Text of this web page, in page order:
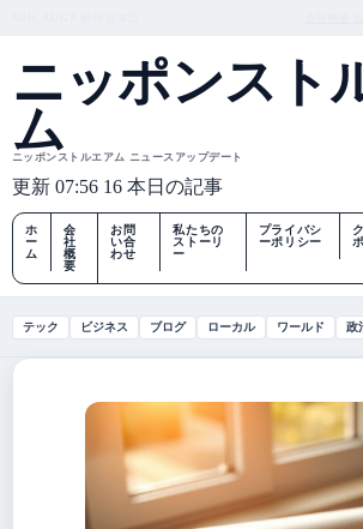
ニッポンスト
ム
ニッポンストルエアム ニュースアップデート
更新 07:56 16 本日の記事
ホ
ー
ム
会
社
概
要
お問
い合
わせ
私たちの
ストーリ
ー
プライバシ
ーポリシー
テック ビジネス ブログ ローカル ワールド 政